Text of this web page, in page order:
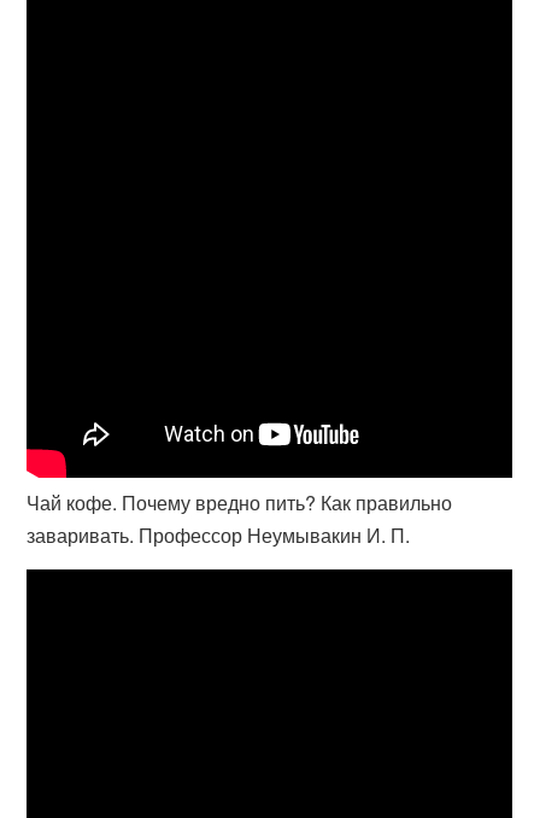
Чай кофе. Почему вредно пить? Как правильно
заваривать. Профессор Неумывакин И. П.